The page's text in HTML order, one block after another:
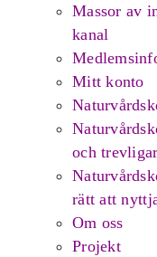
Massor av
kanal
Mitt konto
och
rätt att
Om oss
Projekt